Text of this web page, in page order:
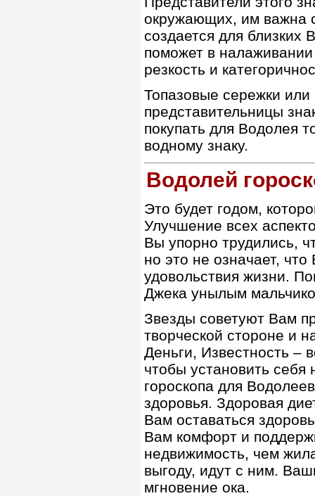
окружающих, им важна
создается для близких
поможет в
резкость и
Топазовые сережки или
представительницы
покупать для Водолея
водному знаку.
Водолей
Это будет годом,
Улучшение всех
Вы упорно трудились,
но это не означает,
удовольствия жизни.
Джека унылым
Звезды советуют Вам
творческой стороне и
Деньги, Известность –
чтобы установить
гороскопа для
здоровья. Здоровая
Вам оставаться
Вам комфорт и
недвижимость, чем
выгоду, идут с ним.
мгновение ока.